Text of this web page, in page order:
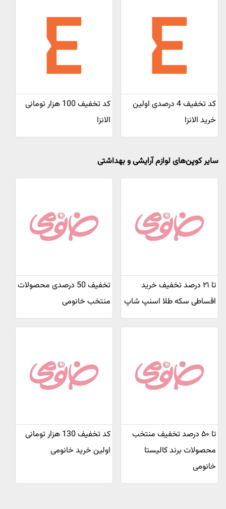
کد تخفیف 4 درصدی اولین
خرید الانزا
کد تخفیف 100 هزار تومانی
الانزا
سایر کوپن‌های لوازم آرایشی و بهداشتی
تا ۲۱ درصد تخفیف خرید
اقساطی سکه طلا اسنپ شاپ
تخفیف 50 درصدی محصولات
منتخب خانومی
تا ۵۰ درصد تخفیف منتخب
محصولات برند کالیستا
خانومی
کد تخفیف 130 هزار تومانی
اولین خرید خانومی